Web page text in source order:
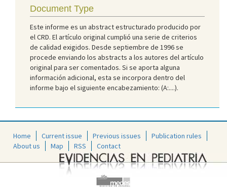
Document Type
Este informe es un abstract estructurado producido por
el CRD. El artículo original cumplió una serie de criterios
de calidad exigidos. Desde septiembre de 1996 se
procede enviando los abstracts a los autores del artículo
original para ser comentados. Si se aporta alguna
información adicional, esta se incorpora dentro del
informe bajo el siguiente encabezamiento: (A:....).
Home Current issue Previous issues
Publication rules
About us
Map RSS Contact